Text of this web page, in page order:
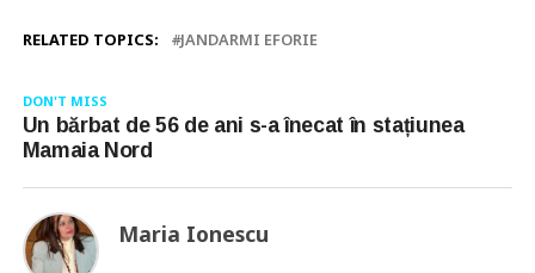
RELATED TOPICS: JANDARMI EFORIE
DON'T MISS
Un bărbat de 56 de ani s-a înecat în stațiunea
Mamaia Nord
Maria Ionescu